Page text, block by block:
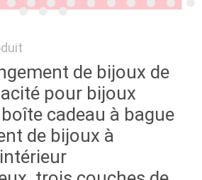
de bijoux de
pour bijoux
cadeau à bague
de bijoux à